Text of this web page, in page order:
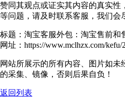
赞同其观点或证实其内容的真实性
等问题，请及时联系客服，我们会
标题：淘宝客服外包：淘宝售前
网址：https://www.mclhzx.com/kefu/
网站所展示的所有内容、图片如
的采集、镜像，否则后果自负！
返回列表